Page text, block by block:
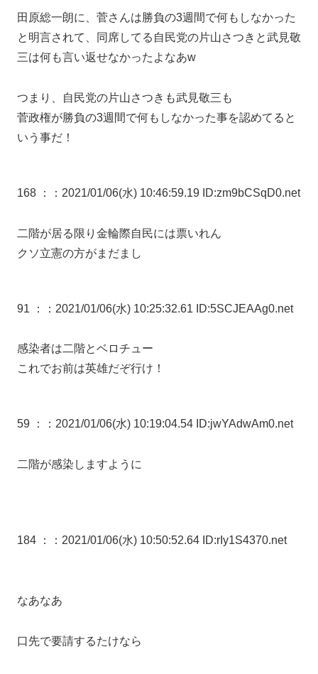
田原総一朗に、菅さんは勝負の3週間で何もしなかった
と明言されて、同席してる自民党の片山さつきと武見敬
三は何も言い返せなかったよなあw
つまり、自民党の片山さつきも武見敬三も
菅政権が勝負の3週間で何もしなかった事を認めてると
いう事だ！
168 ： ：2021/01/06(水) 10:46:59.19 ID:zm9bCSqD0.net
二階が居る限り金輪際自民には票いれん
クソ立憲の方がまだまし
91 ： ：2021/01/06(水) 10:25:32.61 ID:5SCJEAAg0.net
感染者は二階とベロチュー
これでお前は英雄だぞ行け！
59 ： ：2021/01/06(水) 10:19:04.54 ID:jwYAdwAm0.net
二階が感染しますように
184 ： ：2021/01/06(水) 10:50:52.64 ID:rIy1S4370.net
なあなあ
口先で要請するたけなら